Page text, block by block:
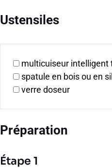
Ustensiles
multicuiseur intelligent
spatule en bois ou en
verre doseur
Préparation
Étape 1